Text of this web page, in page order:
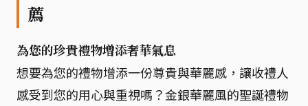
薦
為您的珍貴禮物增添奢華氣息
想要為您的禮物增添一份尊貴與華麗感，讓收禮人
感受到您的用心與重視嗎？金銀華麗風的聖誕禮物